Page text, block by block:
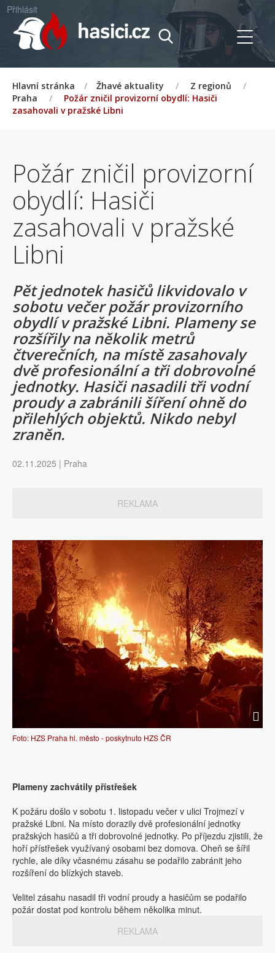
Přihlásit
Hlavní stránka / Žhavé aktuality / Z regionů
/
Praha
/
Požár zničil provizorní obydlí: Hasiči
zasahovali v pražské Libni
Požár zničil provizorní
obydlí: Hasiči
zasahovali v pražské
Libni
Pět jednotek hasičů likvidovalo v
sobotu večer požár provizorního
obydlí v pražské Libni. Plameny se
rozšířily na několik metrů
čtverečních, na místě zasahovaly
dvě profesionální a tři dobrovolné
jednotky. Hasiči nasadili tři vodní
proudy a zabránili šíření ohně do
přilehlých objektů. Nikdo nebyl
zraněn.
02.11.2025 | Praha
REKLAMA
Foto: HZS Praha hl. město - poskytnuto HZS ČR
Plameny zachvátily přístřešek
K požáru došlo v sobotu 1. listopadu večer v ulici Trojmezí v
pražské Libni. Na místo dorazily dvě profesionální jednotky
pražských hasičů a tři dobrovolné jednotky. Po příjezdu zjistili, že
hoří přístřešek využívaný osobami bez domova. Oheň se šířil
rychle, ale díky včasnému zásahu se podařilo zabránit jeho
rozšíření do blízkých staveb.
Velitel zásahu nasadil tři vodní proudy a hasičům se podařilo
požár dostat pod kontrolu během několika minut.
REKLAMA